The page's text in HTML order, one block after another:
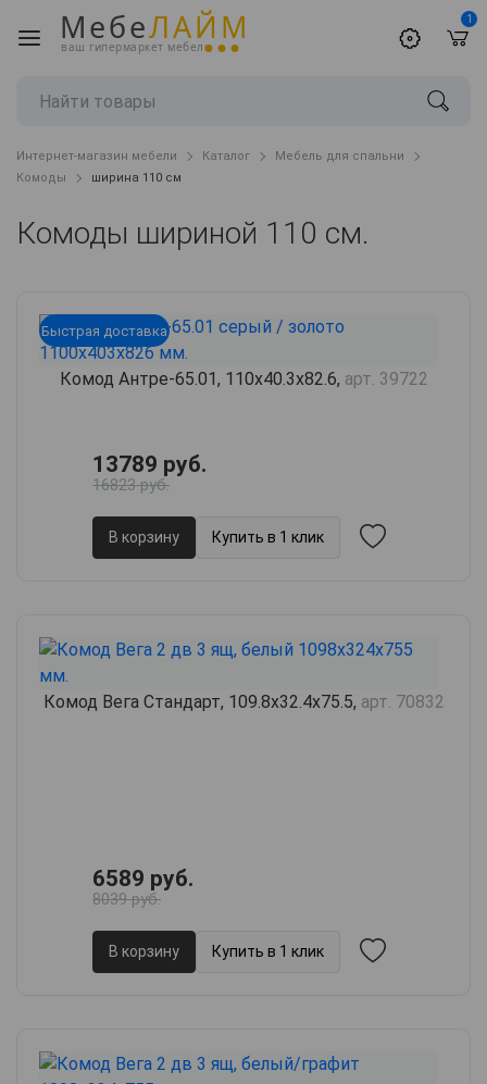
МебеЛАЙМ
ваш гипермаркет мебели
1
Интернет-магазин мебели Каталог
Мебель для спальни
Комоды
ширина 110 см
Комоды шириной 110 см.
Быстрая доставка
Комод Антре-65.01, 110х40.3х82.6, арт. 39722
13789 руб.
16823 руб.
В корзину Купить в 1 клик
Комод Вега Стандарт, 109.8х32.4х75.5, арт. 70832
6589 руб.
8039 руб.
В корзину Купить в 1 клик